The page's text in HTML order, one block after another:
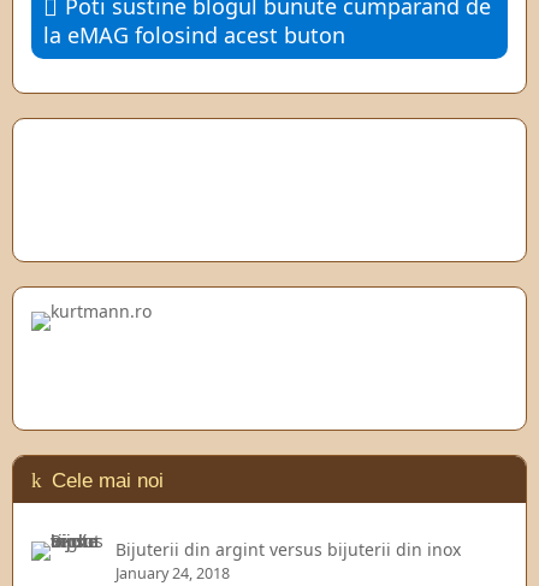
Poti sustine blogul bunute cumparand de
la eMAG folosind acest buton
Cele mai noi
Bijuterii din argint versus bijuterii din inox
January 24, 2018